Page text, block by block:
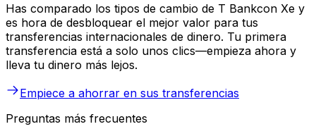
Has comparado los tipos de cambio de T Bankcon Xe y
es hora de desbloquear el mejor valor para tus
transferencias internacionales de dinero. Tu primera
transferencia está a solo unos clics—empieza ahora y
lleva tu dinero más lejos.
Empiece a ahorrar en sus transferencias
Preguntas más frecuentes